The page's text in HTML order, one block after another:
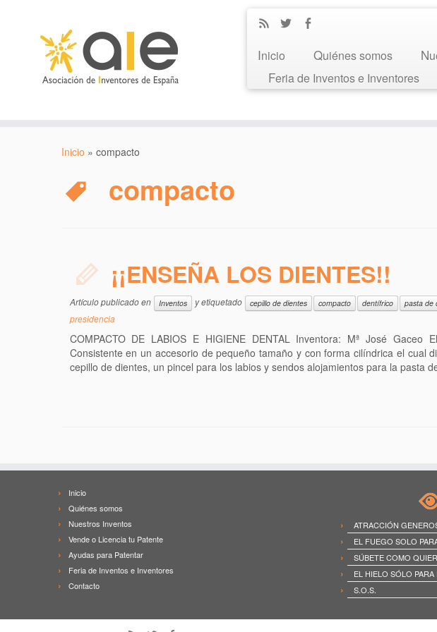
Inicio Quiénes somos
Feria de Inventos e Inventores
Inicio » compacto
compacto
¡¡ENSEÑA LOS DIENTES!!
Artículo publicado en Inventos y etiquetado cepillo de dientes compacto dentífrico pasta de
presidencia
COMPACTO DE LABIOS E HIGIENE DENTAL Inventora: Mª José Gaceo
Consistente en un accesorio de pequeño tamaño y con forma cilíndrica el cual
cepillo de dientes, un pincel para los labios y sendos alojamientos para la pasta
Inicio
Quiénes somos
Nuestros Inventos
Vende o Licencia tu Patente
Ayudas para Patentar
Feria de Inventos e Inventores
Contacto
ATRACCIÓN
EL FUEGO SOLO
SÚBETE COMO
EL HIELO SÓLO PARA
S.O.S.